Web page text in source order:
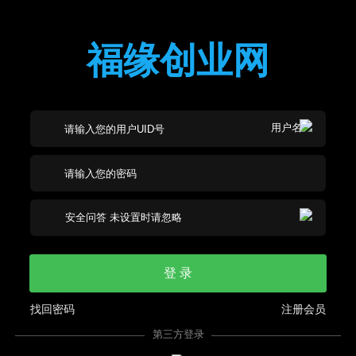
福缘创业网
登 录
注册会员
找回密码
第三方登录